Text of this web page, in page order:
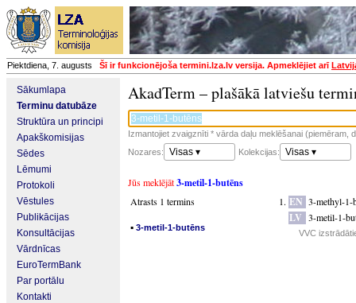
Piektdiena, 7. augusts Šī ir funkcionējoša termini.lza.lv versija. Apmeklējiet arī
Sākumlapa
Terminu datubāze
Struktūra un principi
Apakškomisijas
Sēdes
Lēmumi
Protokoli
Vēstules
Publikācijas
Konsultācijas
Vārdnīcas
EuroTermBank
Par portālu
Kontakti
AkadTerm – plašākā latviešu
Izmantojiet zvaigznīti * vārda daļu meklēšanai (piemēram,
Nozares:
Visas ▾ Kolekcijas: Visas ▾
Jūs meklējāt3-metil-1-butēns
Atrasts 1 termins
▪ 3-metil-1-butēns
EN 3-methyl-1-
LV 3-metil-1-
VVC